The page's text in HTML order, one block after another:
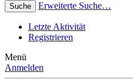
Suche Erweiterte Suche…
Letzte Aktivität
Registrieren
Menü
Anmelden